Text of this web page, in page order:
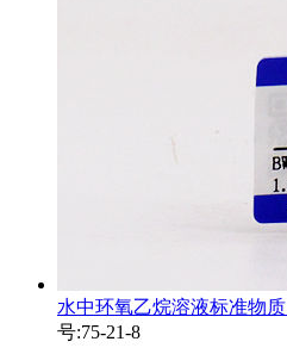
水中环氧乙烷溶液标准物质
号:75-21-8